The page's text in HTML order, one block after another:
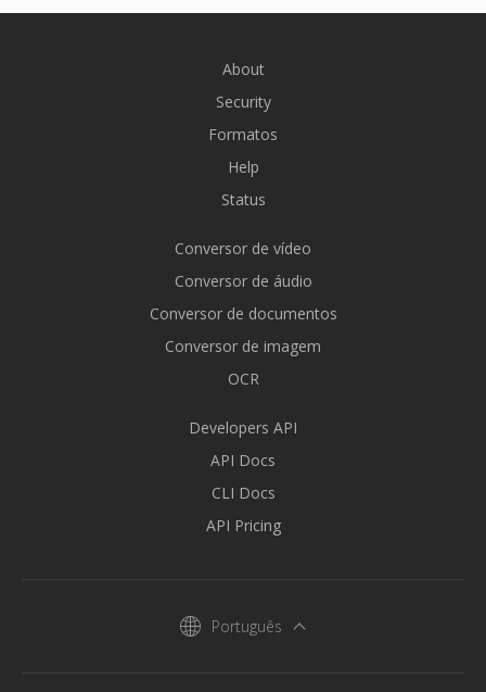
About
Security
Formatos
Help
Status
Conversor de vídeo
Conversor de áudio
Conversor de documentos
Conversor de imagem
OCR
Developers API
API Docs
CLI Docs
API Pricing
Português